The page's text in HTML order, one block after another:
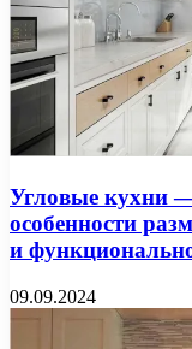
Угловые кухни
особенности
и
09.09.2024